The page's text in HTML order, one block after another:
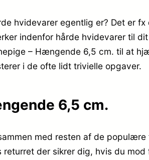
hvidevarer egentlig er? Det er
indenfor hårde hvidevarer til
– Hængende 6,5 cm. til at
i de ofte lidt trivielle opgaver.
6,5 cm.
med resten af de
der sikrer dig, hvis du